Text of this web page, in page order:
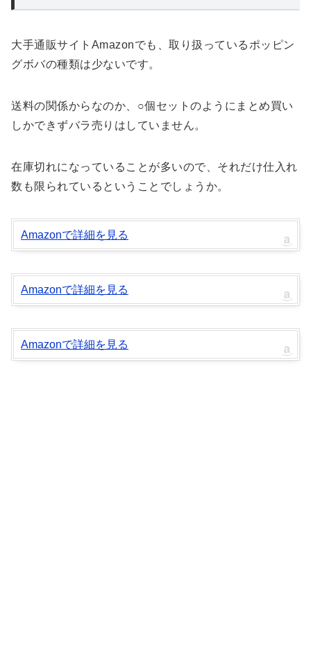
大手通販サイトAmazonでも、取り扱っているポッピン
グボバの種類は少ないです。
送料の関係からなのか、○個セットのようにまとめ買い
しかできずバラ売りはしていません。
在庫切れになっていることが多いので、それだけ仕入れ
数も限られているということでしょうか。
Amazonで詳細を見る
Amazonで詳細を見る
Amazonで詳細を見る